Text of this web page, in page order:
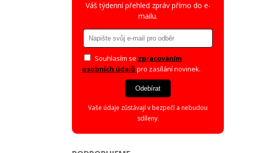
Váš týdenní přehled zpráv přímo do e-
mailu.
Souhlasím se zpracováním
osobních údajů pro zasílání novinek.
Odebírat
Vaše údaje zůstávají v bezpečí a nebudou
sdíleny.